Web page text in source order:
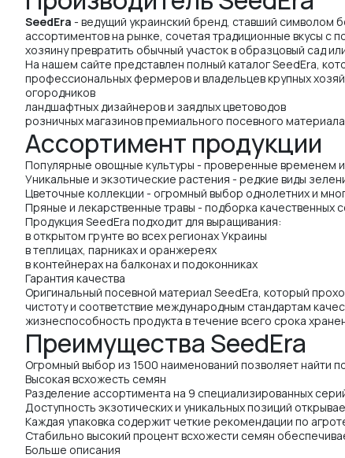
SeedEra - ведущий украинский бренд, ставший символом
ассортиментов на рынке, сочетая традиционные вкусы
хозяину превратить обычный участок в образцовый сад
На нашем сайте представлен полный каталог SeedEra,
профессиональных фермеров и владельцев крупных
огородников
ландшафтных дизайнеров и заядлых цветоводов
розничных магазинов премиального посевного материала
Ассортимент продукции
Популярные овощные культуры - проверенные временем и
Уникальные и экзотические растения - редкие виды
Цветочные коллекции - огромный выбор однолетних и
Пряные и лекарственные травы - подборка качественных
Продукция SeedEra подходит для выращивания:
в открытом грунте во всех регионах Украины
в теплицах, парниках и оранжереях
в контейнерах на балконах и подоконниках
Гарантия качества
Оригинальный посевной материал SeedEra, который
чистоту и соответствие международным стандартам
жизнеспособность продукта в течение всего срока
Преимущества SeedEra
Огромный выбор из 1500 наименований позволяет найти
Высокая всхожесть семян
Разделение ассортимента на 9 специализированных
Доступность экзотических и уникальных позиций
Каждая упаковка содержит четкие рекомендации по
Стабильно высокий процент всхожести семян
Больше описания